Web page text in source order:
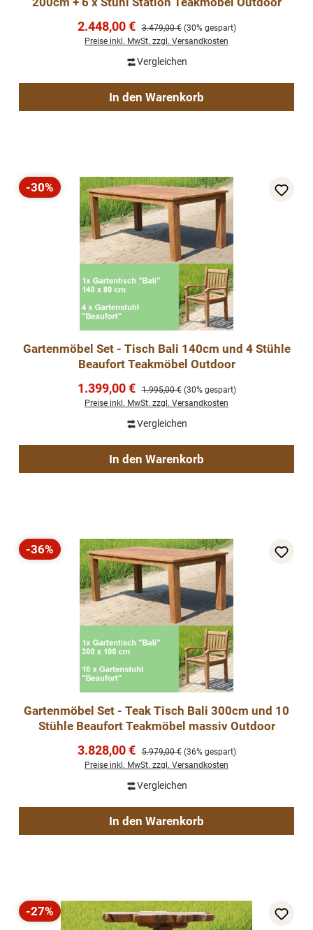
Verkaufspreis:
2.448,00 € Regulärer Preis:
3.479,00 € (30% gespart)
Preise inkl. MwSt. zzgl. Versandkosten
Vergleichen
In den Warenkorb
Rabatt
-30%
Gartenmöbel Set - Tisch Bali 140cm und 4 Stühle
Beaufort Teakmöbel Outdoor
Verkaufspreis:
1.399,00 € Regulärer Preis:
1.995,00 € (30% gespart)
Preise inkl. MwSt. zzgl. Versandkosten
Vergleichen
In den Warenkorb
Rabatt
-36%
Gartenmöbel Set - Teak Tisch Bali 300cm und 10
Stühle Beaufort Teakmöbel massiv Outdoor
Verkaufspreis:
3.828,00 € Regulärer Preis:
5.979,00 € (36% gespart)
Preise inkl. MwSt. zzgl. Versandkosten
Vergleichen
In den Warenkorb
Rabatt
-27%